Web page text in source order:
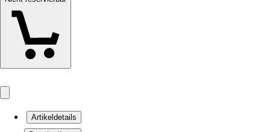
Artikeldetails